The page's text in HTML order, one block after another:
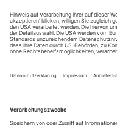
Tragicommedia
Die Innsbrucker Tage
keiner in den Mund